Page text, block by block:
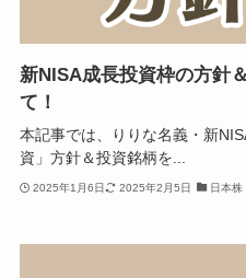
新NISA成長投資枠の方針
て！
本記事では、りりな名義・新
資」方針＆投資銘柄を...
2025年1月6日 2025年2月5日 日本株